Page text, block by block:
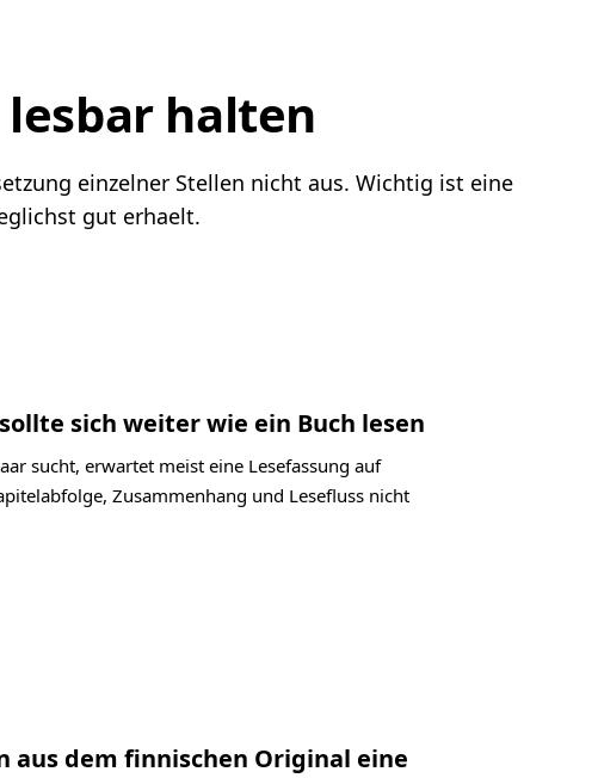
lesbar halten
einzelner Stellen nicht aus. Wichtig ist eine
gut erhaelt.
sich weiter wie ein Buch lesen
sucht, erwartet meist eine Lesefassung auf
Zusammenhang und Lesefluss nicht
aus dem finnischen Original eine